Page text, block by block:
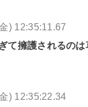
) 12:35:11.67
て擁護されるのは
) 12:35:22.34